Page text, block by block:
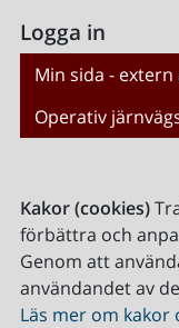
Logga in
Min sida -
Operativ
Kakor (cookies)
förbättra och
Genom att
användandet av
Läs mer om